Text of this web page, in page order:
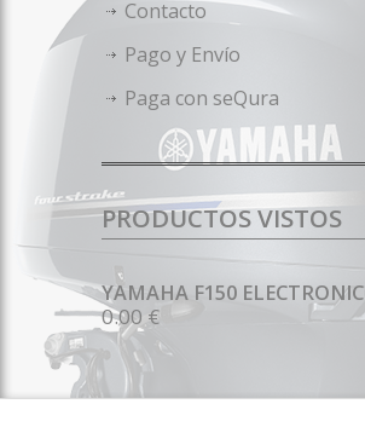
Contacto
Pago y Envío
Paga con seQura
PRODUCTOS VISTOS
YAMAHA F150
0.00 €